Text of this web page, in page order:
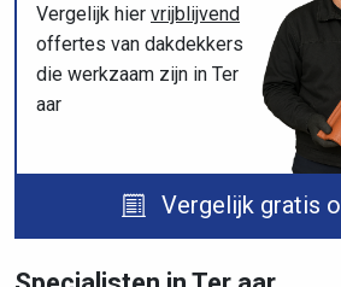
Vergelijk hier vrijblijvend
offertes van dakdekkers
die werkzaam zijn in Ter
aar
Vergelijk gratis